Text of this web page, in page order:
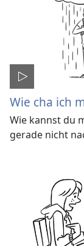
Wie cha ich
Wie kannst du
gerade nicht